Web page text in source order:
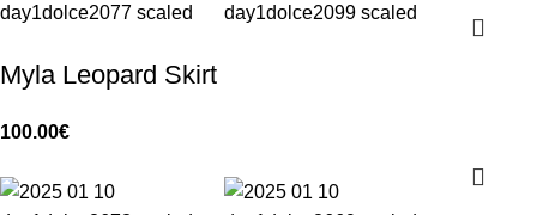
Myla Leopard Skirt
100.00€